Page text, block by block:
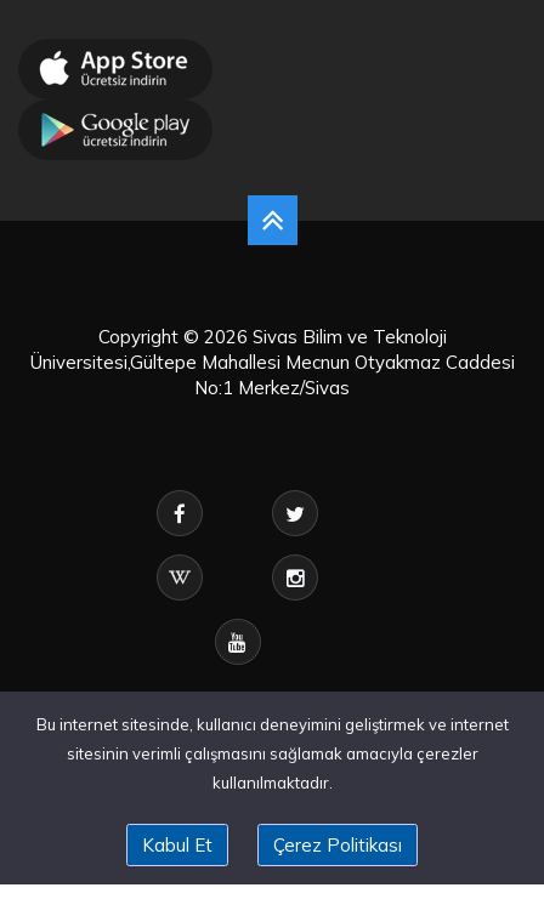
Copyright © 2026 Sivas Bilim ve Teknoloji
Üniversitesi,Gültepe Mahallesi Mecnun Otyakmaz Caddesi
No:1 Merkez/Sivas
Bu internet sitesinde, kullanıcı deneyimini geliştirmek ve internet
sitesinin verimli çalışmasını sağlamak amacıyla çerezler
kullanılmaktadır.
Kabul Et Çerez Politikası